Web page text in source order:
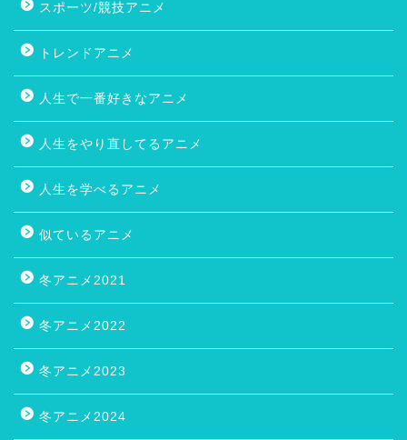
スポーツ/競技アニメ
トレンドアニメ
人生で一番好きなアニメ
人生をやり直してるアニメ
人生を学べるアニメ
似ているアニメ
冬アニメ2021
冬アニメ2022
冬アニメ2023
冬アニメ2024